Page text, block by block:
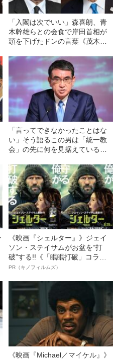
「入閣は次でいい」森喜朗、青
木幹雄らとの会食で岸田首相が
頭を下げたドンの言葉《茂木交
「言ってできなかったことはな
い」そう語るこの男は「統一教
会」の先に何を見据えているの
ンタビュー》
《映画『シェルター』》ジェイ
ソン・ステイサムがお盆を“打
破”する!!《「眠眠打破」コラ
ボ》
PR（キノフィルムズ）
《映画『Michael／マイケル』》